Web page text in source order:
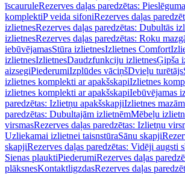
īscauruleRezerves daļas paredzētas:
komplektiP veida sifoniRezerves daļas
izlietnesRezerves daļas paredzētas: Dubultās
izlietnesRezerves daļas paredzētas: Roku
iebūvējamasStūra izlietnesIzlietnes Comfort
izlietnesIzlietnesDaudzfunkciju izlietnesĢipša
aizsegiPiederumiIzplūdes vāciņšDvieļu turētājs
izlietnes komplekti ar apakšskapiIzlietnes
izlietnes komplekti ar apakšskapiIebūvējamas
paredzētas: Izlietņu apakšskapjiIzlietnes
paredzētas: Dubultajām izlietnēmMēbeļu
virsmasRezerves daļas paredzētas: Izlietņu
Uzliekamai izlietnei taisnstūraSānu skapji
skapjiRezerves daļas paredzētas: Vidēji augsti
Sienas plauktiPiederumiRezerves daļas
plāksnesKontaktligzdasRezerves daļas